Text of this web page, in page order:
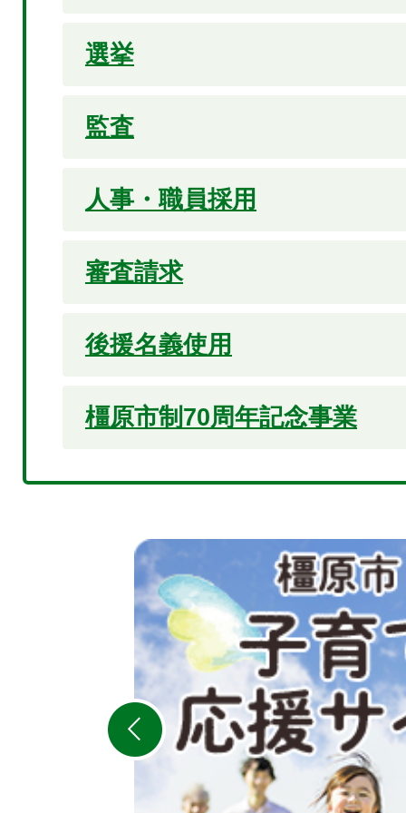
選挙
監査
人事・職員採用
審査請求
後援名義使用
橿原市制70周年記念事業
2
枚
目
の
ス
ラ